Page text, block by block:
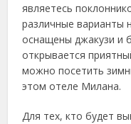
являетесь
различные варианты
оснащены джакузи и
открывается
можно посетить
этом отеле Милана.
Для тех, кто будет